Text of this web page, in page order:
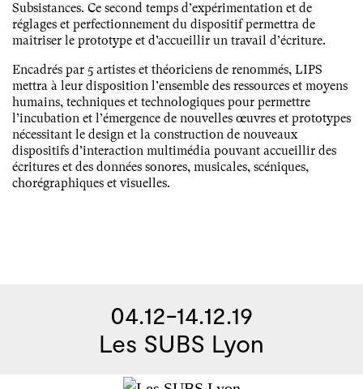
Subsistances. Ce second temps d’expérimentation et de
réglages et perfectionnement du dispositif permettra de
maîtriser le prototype et d’accueillir un travail d’écriture.
Encadrés par 5 artistes et théoriciens de renommés, LIPS
mettra à leur disposition l’ensemble des ressources et moyens
humains, techniques et technologiques pour permettre
l’incubation et l’émergence de nouvelles œuvres et prototypes
nécessitant le design et la construction de nouveaux
dispositifs d’interaction multimédia pouvant accueillir des
écritures et des données sonores, musicales, scéniques,
chorégraphiques et visuelles.
04.12-14.12.19
Les SUBS Lyon